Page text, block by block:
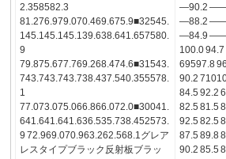
2.358582.3
81.276.979.070.469.675.9■32545.
145.145.145.139.638.641.657580.
9
79.875.677.769.268.474.6■31543.
743.743.743.738.437.540.355578.
1
77.073.075.066.866.072.0■30041.
641.641.641.636.535.738.452573.
9 72.969.070.963.262.568.1グレア
レスタイプブラック反射板ブラッ
―90.2
―88.2
―84.9
100.0
69597.8
90.2
84.5 92.2
82.5 81.5
92.5 82.5
87.5 89.8
90.2 85.5